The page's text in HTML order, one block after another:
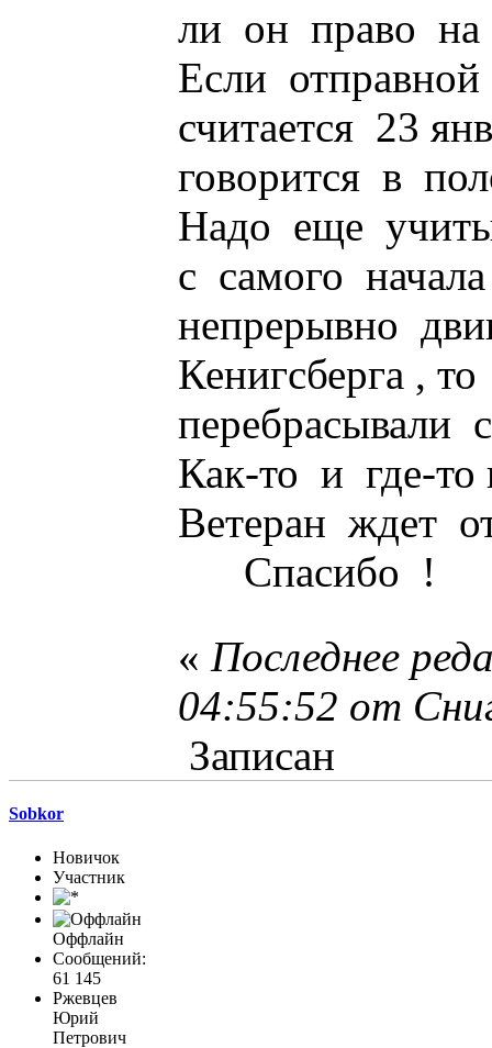
ли он право на
Если
считается 23
говорится в
Надо еще
с самого
непрерывно
Кенигсберга ,
перебрасывали
Как-то и где-то
Ветеран ждет
Спасибо
«Последнее
04:55:52 от
Записан
Sobkor
Новичок
Участник
Оффлайн
Сообщений:
61 145
Ржевцев
Юрий
Петрович